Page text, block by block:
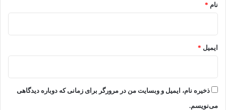
نام *
ایمیل *
ذخیره نام، ایمیل و وبسایت من در مرورگر برای زمانی که دوباره دیدگاهی
می‌نویسم.